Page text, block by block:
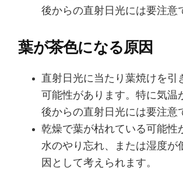
後からの直射日光には要注意
葉が茶色になる原因
直射日光に当たり葉焼けを引
可能性があります。特に気温
後からの直射日光には要注意
乾燥で葉が枯れている可能性
水のやり忘れ、または湿度が
因として考えられます。